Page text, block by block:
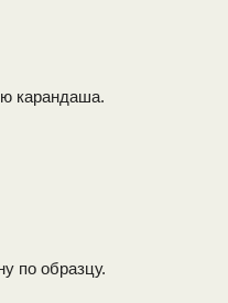
карандаша.
по образцу.